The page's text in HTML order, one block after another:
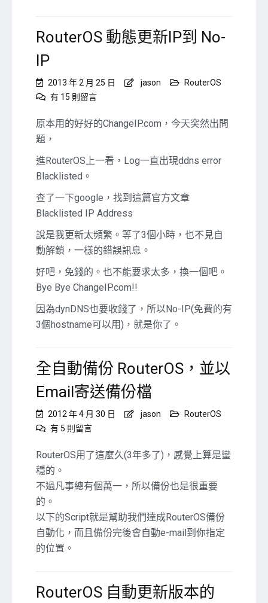
RouterOS 動態更新IP到 No-
IP
2013 年 2 月 25 日 jason
RouterOS
在
動
新
IP
No-
IP〉
有 15 則留言
原本用的好好的ChangeIP.com，今天突然出問
題，
進RouterOS上一看，Log一直出現ddns error
Blacklisted。
查了一下google，找到這篇官方文章
Blacklisted IP Address
說是我更新太頻繁。等了3個小時，也不見自
動解鎖，一樣的錯誤訊息。
好吧，免錢的。也不能要求太多，換一個吧。
Bye Bye ChangeIP.com!!
因為dynDNS也要收錢了，所以No-IP(免費的有
3個hostname可以用)，就是你了。
全自動備份 RouterOS，並以
Email寄送備份檔
2012 年 4 月 30 日 jason
RouterOS
在
自
動
備
份
RouterOS，
並
以
Email
寄
份
有 5 則留言
RouterOS用了這麼久(3年多了)，感覺上算是蠻
穩的。
不過凡事總有個萬一，所以備份也是很重要
的。
以下的Script就是幫助我們達成RouterOS備份
自動化，而且備份完後會自動e-mail到你指定
的位置。
RouterOS 自動更新版本的